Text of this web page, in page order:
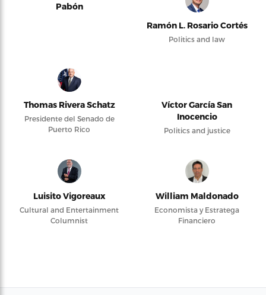
Pabón
Ramón L. Rosario Cortés
Politics and law
Thomas Rivera Schatz
Presidente del Senado de
Puerto Rico
Víctor García San
Inocencio
Politics and justice
Luisito Vigoreaux
Cultural and Entertainment
Columnist
William Maldonado
Economista y Estratega
Financiero